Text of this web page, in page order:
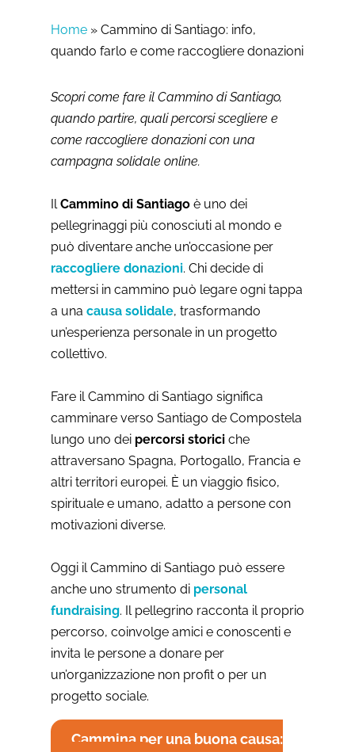
Home » Cammino di Santiago: info,
quando farlo e come raccogliere donazioni
Scopri come fare il Cammino di Santiago,
quando partire, quali percorsi scegliere e
come raccogliere donazioni con una
campagna solidale online.
IlCammino di Santiago è uno dei
pellegrinaggi più conosciuti al mondo e
può diventare anche un’occasione per
raccogliere donazioni. Chi decide di
mettersi in cammino può legare ogni tappa
a una causa solidale, trasformando
un’esperienza personale in un progetto
collettivo.
Fare il Cammino di Santiago significa
camminare verso Santiago de Compostela
lungo uno dei percorsi storici che
attraversano Spagna, Portogallo, Francia e
altri territori europei. È un viaggio fisico,
spirituale e umano, adatto a persone con
motivazioni diverse.
Oggi il Cammino di Santiago può essere
anche uno strumento di personal
fundraising. Il pellegrino racconta il proprio
percorso, coinvolge amici e conoscenti e
invita le persone a donare per
un’organizzazione non profit o per un
progetto sociale.
Cammina per una buona causa: